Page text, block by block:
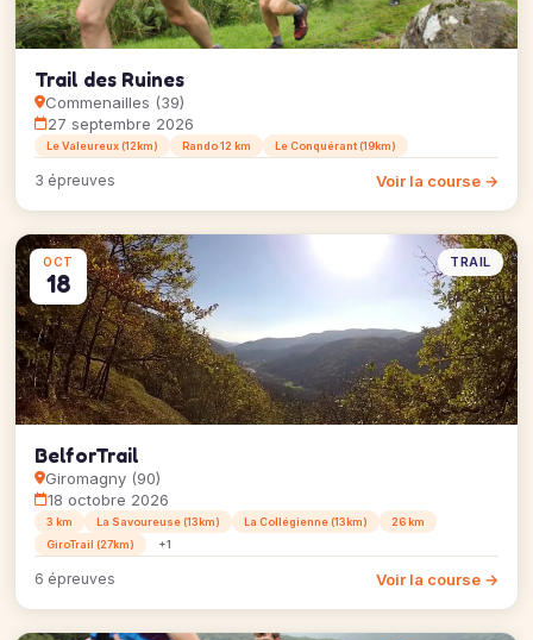
Trail des Ruines
Commenailles (39)
27 septembre 2026
Le Valeureux (12km) Rando 12 km Le Conquérant (19km)
3 épreuves Voir la course →
OCT
18
TRAIL
BelforTrail
Giromagny (90)
18 octobre 2026
3 km La Savoureuse (13km) La Collégienne (13km)
26 km
GiroTrail (27km)
+1
6 épreuves Voir la course →